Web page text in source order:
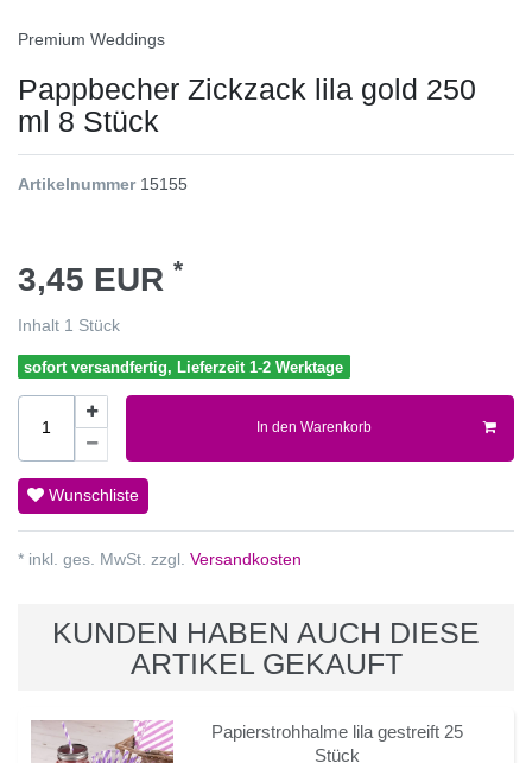
Premium Weddings
Pappbecher Zickzack lila gold 250
ml 8 Stück
Artikelnummer 15155
3,45 EUR *
Inhalt 1 Stück
sofort versandfertig, Lieferzeit 1-2 Werktage
In den Warenkorb
Wunschliste
* inkl. ges. MwSt. zzgl. Versandkosten
KUNDEN HABEN AUCH DIESE
ARTIKEL GEKAUFT
Papierstrohhalme lila gestreift 25
Stück